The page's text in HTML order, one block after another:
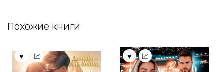
Похожие книги